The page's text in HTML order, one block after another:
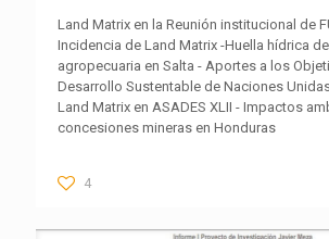
Land Matrix en la Reunión institucional de
Incidencia de Land Matrix -Huella hídrica
agropecuaria en Salta - Aportes a los
Desarrollo Sustentable de Naciones
Land Matrix en ASADES XLII - Impactos
concesiones mineras en Honduras
4